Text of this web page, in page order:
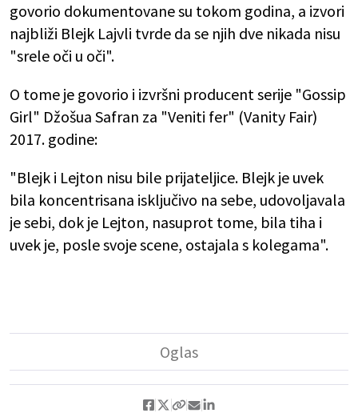
govorio dokumentovane su tokom godina, a izvori
najbliži Blejk Lajvli tvrde da se njih dve nikada nisu
"srele oči u oči".
O tome je govorio i izvršni producent serije "Gossip
Girl" Džošua Safran za "Veniti fer" (Vanity Fair)
2017. godine:
"Blejk i Lejton nisu bile prijateljice. Blejk je uvek
bila koncentrisana isključivo na sebe, udovoljavala
je sebi, dok je Lejton, nasuprot tome, bila tiha i
uvek je, posle svoje scene, ostajala s kolegama".